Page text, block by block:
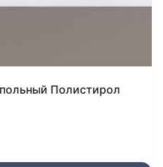
Полистирол